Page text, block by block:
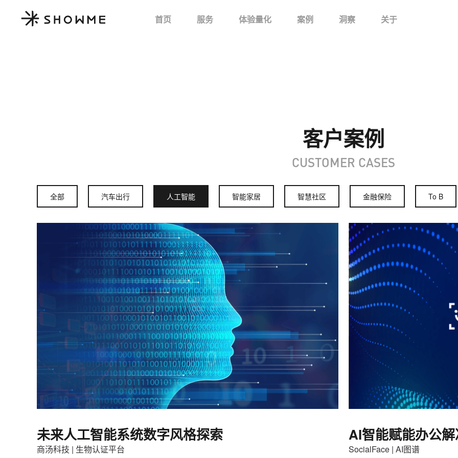
首页 服务 体验量化 案例 洞察 关于
客户案例
CUSTOMER CASES
全部 汽车出行 人工智能 智能家居 智慧社区 金融保险 To B
未来人工智能系统数字风格探索
商汤科技 | 生物认证平台
AI智能赋能办公
SocialFace | AI图谱